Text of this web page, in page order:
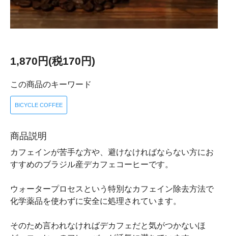
1,870円(税170円)
この商品のキーワード
BICYCLE COFFEE
商品説明
カフェインが苦手な方や、避けなければならない方にお
すすめのブラジル産デカフェコーヒーです。
ウォータープロセスという特別なカフェイン除去方法で
化学薬品を使わずに安全に処理されています。
そのため言われなければデカフェだと気がつかないほ